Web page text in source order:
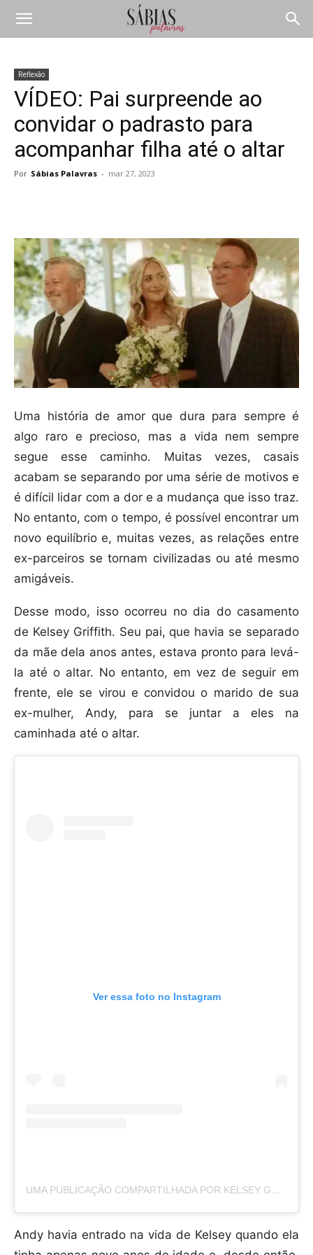
Reflexão
VÍDEO: Pai surpreende ao
convidar o padrasto para
acompanhar filha até o altar
Por Sábias Palavras - mar 27, 2023
Uma história de amor que dura para sempre é
algo raro e precioso, mas a vida nem sempre
segue esse caminho. Muitas vezes, casais
acabam se separando por uma série de motivos e
é difícil lidar com a dor e a mudança que isso traz.
No entanto, com o tempo, é possível encontrar um
novo equilíbrio e, muitas vezes, as relações entre
ex-parceiros se tornam civilizadas ou até mesmo
amigáveis.
Desse modo, isso ocorreu no dia do casamento
de Kelsey Griffith. Seu pai, que havia se separado
da mãe dela anos antes, estava pronto para levá-
la até o altar. No entanto, em vez de seguir em
frente, ele se virou e convidou o marido de sua
ex-mulher, Andy, para se juntar a eles na
caminhada até o altar.
Ver essa foto no Instagram
UMA PUBLICAÇÃO COMPARTILHADA POR KELSEY GRIFFITH (@KELSEY_GRIFFITH_PHOTO)
Andy havia entrado na vida de Kelsey quando ela